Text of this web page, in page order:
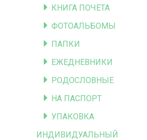
КНИГА ПОЧЕТА
ФОТОАЛЬБОМЫ
ПАПКИ
ЕЖЕДНЕВНИКИ
РОДОСЛОВНЫЕ
НА ПАСПОРТ
УПАКОВКА
ИНДИВИДУАЛЬНЫЙ